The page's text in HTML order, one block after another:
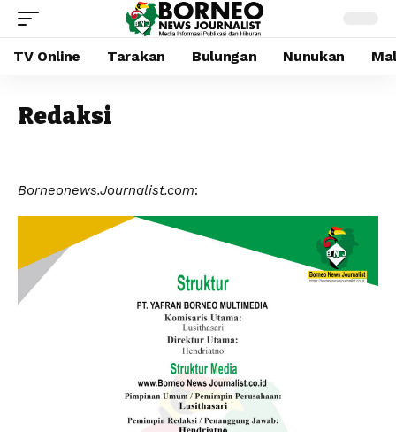
TV Online Tarakan Bulungan Nunukan
Redaksi
Borneonews.Journalist.com: